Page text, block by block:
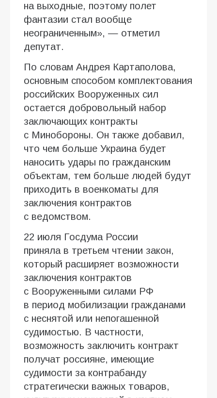
на выходные, поэтому полет
фантазии стал вообще
неограниченным», — отметил
депутат.
По словам Андрея Картаполова,
основным способом комплектования
российских Вооруженных сил
остается добровольный набор
заключающих контракты
с Минобороны. Он также добавил,
что чем больше Украина будет
наносить удары по гражданским
объектам, тем больше людей будут
приходить в военкоматы для
заключения контрактов
с ведомством.
22 июля Госдума России
приняла в третьем чтении закон,
который расширяет возможности
заключения контрактов
с Вооруженными силами РФ
в период мобилизации гражданами
с неснятой или непогашенной
судимостью. В частности,
возможность заключить контракт
получат россияне, имеющие
судимости за контрабанду
стратегически важных товаров,